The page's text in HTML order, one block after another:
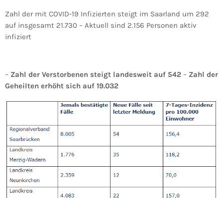
Zahl der mit COVID-19 Infizierten steigt im Saarland um 292
auf insgesamt 21.730 – Aktuell sind 2.156 Personen aktiv
infiziert
– Zahl der Verstorbenen steigt landesweit auf 542 – Zahl der
Geheilten erhöht sich auf 19.032